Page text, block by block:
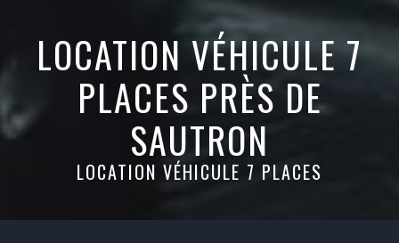
LOCATION VÉHICULE 7
PLACES PRÈS DE
SAUTRON
LOCATION VÉHICULE 7 PLACES